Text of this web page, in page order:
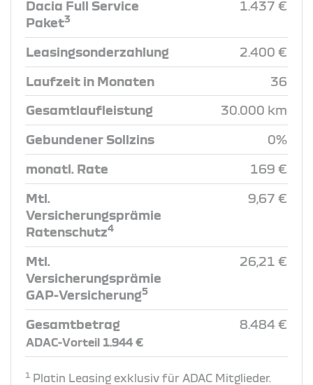
Dacia Full Service
Paket3
1.437 €
Leasingsonderzahlung 2.400 €
Laufzeit in Monaten 36
Gesamtlaufleistung 30.000 km
Gebundener Sollzins 0%
monatl. Rate 169 €
Mtl.
Versicherungsprämie
Ratenschutz4
9,67 €
Mtl.
Versicherungsprämie
GAP-Versicherung5
26,21 €
Gesamtbetrag
ADAC-Vorteil 1.944 €
8.484 €
1 Platin Leasing exklusiv für ADAC Mitglieder.